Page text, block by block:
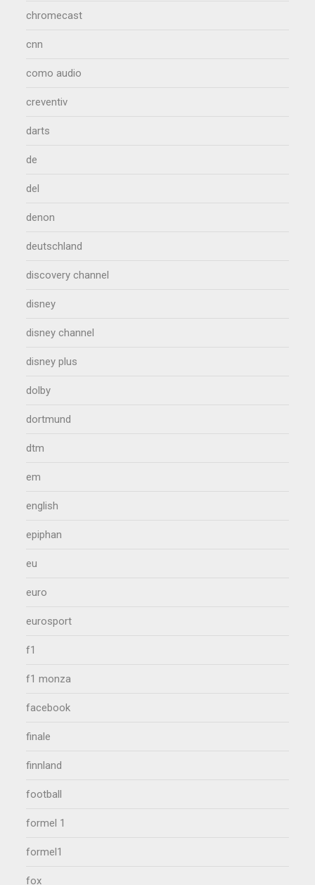
chromecast
cnn
como audio
creventiv
darts
de
del
denon
deutschland
discovery channel
disney
disney channel
disney plus
dolby
dortmund
dtm
em
english
epiphan
eu
euro
eurosport
f1
f1 monza
facebook
finale
finnland
football
formel 1
formel1
fox